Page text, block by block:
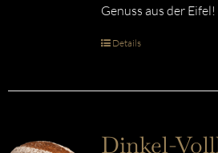
Genuss aus der Eifel!
Details
Dinkel-